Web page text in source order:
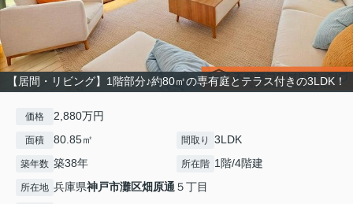
【居間・リビング】1階部分♪約80㎡の専有庭とテラス付きの3LDK！
価格 2,880万円
面積 80.85㎡ 間取り 3LDK
築年数 築38年 所在階 1階/4階建
所在地 兵庫県神戸市灘区畑原通５丁目